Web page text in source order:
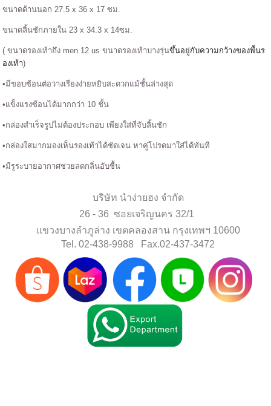
ขนาดด้านนอก 27.5 x 36 x 17 ซม.
ขนาดลิ้นชักภายใน 23 x 34.3 x 14ซม.
( ขนาดรองเท้าถึง men 12 us ขนาดรองเท้าบางรุ่นขึ้นอยู่กับความกว้างของพื้นร
องเท้า)
•มีขอบซ้อนต่อวางเรียงง่ายหยิบสะดวกแม้ชั้นล่างสุด
•แข็งแรงซ้อนได้มากกว่า 10 ชั้น
•กล่องสำเร็จรูปไม่ต้องประกอบ เพียงใส่ที่จับลิ้นชัก
•กล่องใสมากมองเห็นรองเท้าได้ชัดเจน หาคู่โปรดมาใส่ได้ทันที
•มีรูระบายอากาศช่วยลดกลิ่นอับชื้น
บริษัท นำง่ายฮง จำกัด
26 - 36 ซอยเจริญนคร 32/1
แขวงบางลำภูล่าง เขตคลองสาน กรุงเทพฯ 10600
Tel. 02-438-9988 Fax.02-437-3472